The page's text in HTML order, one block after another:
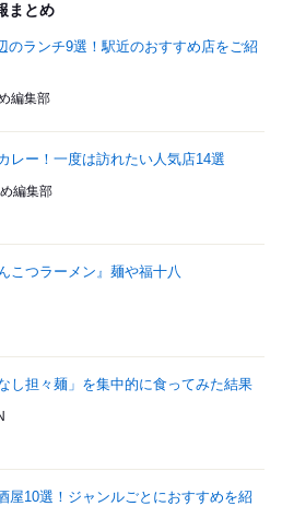
まとめ
のランチ9選！駅近のおすすめ店をご紹
編集部
レー！一度は訪れたい人気店14選
編集部
こつラーメン』麺や福十八
し担々麺」を集中的に食ってみた結果
屋10選！ジャンルごとにおすすめを紹